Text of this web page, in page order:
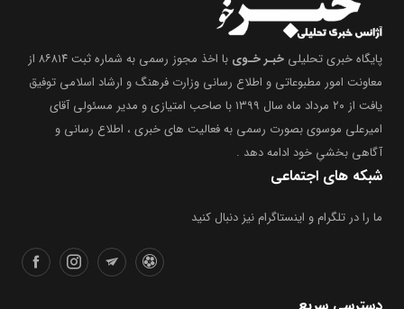
پایگاه خبری تحلیلی خبـر خـوی
با اخذ مجوز رسمی به شماره ثبت ۸۶۸۱۴ از
معاونت امور مطبوعاتی و اطلاع رسانی وزارت فرهنگ و ارشاد اسلامی توفیق
یافت از ۲۰ مرداد ماه سال ۱۳۹۹ با صاحب امتیازی و مدیر مسئولی آقای
امیرعلی موسوی بصورت رسمی به فعالیت های خبری ، اطلاع رسانی و
آگاهی بخشیِ خود ادامه دهد .
شبکه های اجتماعی
ما را در تلگرام و اینستاگرام نیز دنبال کنید